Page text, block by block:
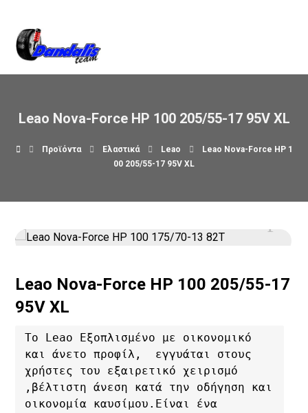
Leao Nova-Force HP 100 205/55-17 95V XL
Προϊόντα Ελαστικά Leao
Leao Nova-Force HP 1
00 205/55-17 95V XL
Leao Nova-Force HP 100 205/55-17
95V XL
Το Leao Εξοπλισμένο με οικονομικό
και άνετο προφίλ,  εγγυάται στους
χρήστες του εξαιρετικό χειρισμό
,βέλτιστη άνεση κατά την οδήγηση και
οικονομία καυσίμου.Είναι ένα